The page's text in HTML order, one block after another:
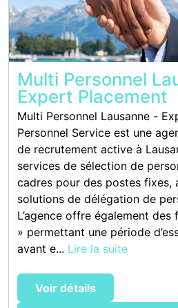
Multi Personnel
Expert Placement
Multi Personnel Lausanne -
Personnel Service est une
de recrutement active à
services de sélection de
cadres pour des postes fixes,
solutions de délégation de
L’agence offre également
» permettant une période
avant e... Lire la suite
Voir détails